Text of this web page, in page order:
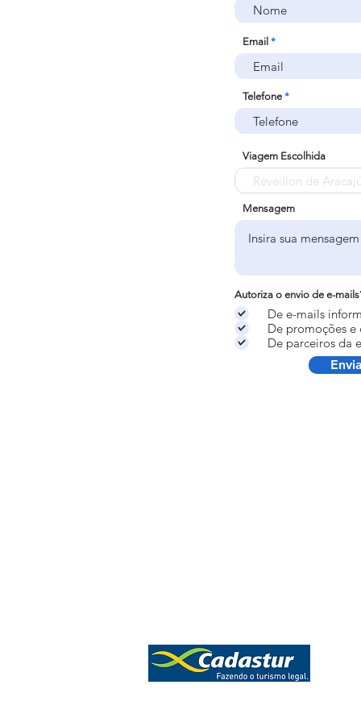
Email
Telefone
Viagem Escolhida
Mensagem
Autoriza o envio de e-
De e-mails
De promoções e
De parceiros da